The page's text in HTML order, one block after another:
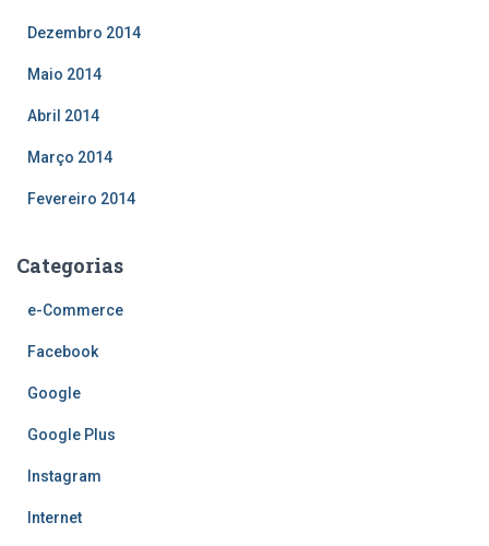
Dezembro 2014
Maio 2014
Abril 2014
Março 2014
Fevereiro 2014
Categorias
e-Commerce
Facebook
Google
Google Plus
Instagram
Internet